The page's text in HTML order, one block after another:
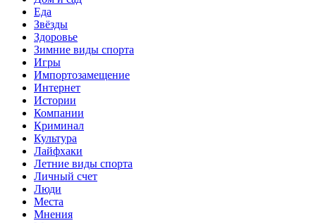
Еда
Звёзды
Здоровье
Зимние виды спорта
Игры
Импортозамещение
Интернет
Истории
Компании
Криминал
Культура
Лайфхаки
Летние виды спорта
Личный счет
Люди
Места
Мнения